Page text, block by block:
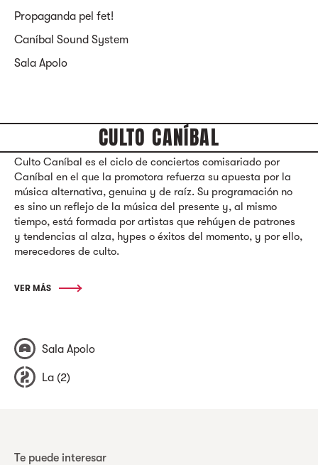
Propaganda pel fet!
Caníbal Sound System
Sala Apolo
CULTO CANÍBAL
Culto Caníbal es el ciclo de conciertos comisariado por
Caníbal en el que la promotora refuerza su apuesta por la
música alternativa, genuina y de raíz. Su programación no
es sino un reflejo de la música del presente y, al mismo
tiempo, está formada por artistas que rehúyen de patrones
y tendencias al alza, hypes o éxitos del momento, y por ello,
merecedores de culto.
VER MÁS
Sala Apolo
La (2)
Te puede interesar